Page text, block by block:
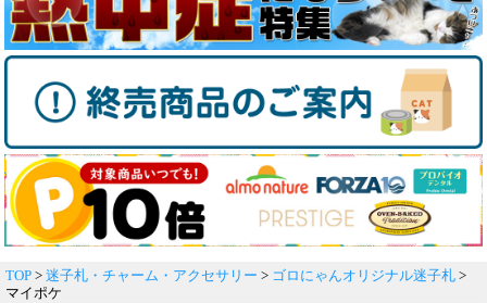
TOP > 迷子札・チャーム・アクセサリー > ゴロにゃんオリジナル迷子札 >
マイポケ